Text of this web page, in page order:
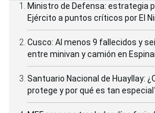
Ministro de Defensa: estrategia
Ejército a puntos críticos por El
Cusco: Al menos 9 fallecidos y
entre minivan y camión en
Santuario Nacional de Huayllay:
protege y por qué es tan